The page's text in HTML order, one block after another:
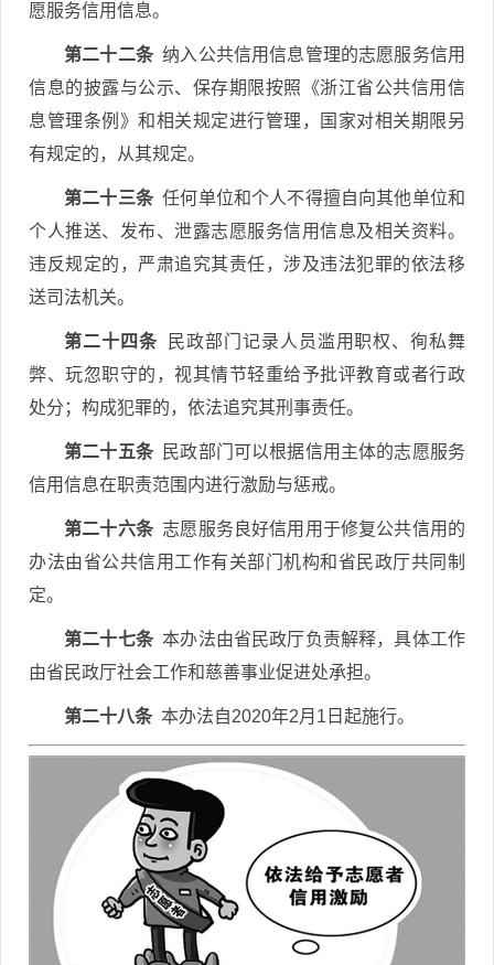
愿服务信用信息。
第二十二条纳入公共信用信息管理的志愿服务信用
信息的披露与公示、保存期限按照《浙江省公共信用信
息管理条例》和相关规定进行管理，国家对相关期限另
有规定的，从其规定。
第二十三条任何单位和个人不得擅自向其他单位和
个人推送、发布、泄露志愿服务信用信息及相关资料。
违反规定的，严肃追究其责任，涉及违法犯罪的依法移
送司法机关。
第二十四条 民政部门记录人员滥用职权、徇私舞
弊、玩忽职守的，视其情节轻重给予批评教育或者行政
处分；构成犯罪的，依法追究其刑事责任。
第二十五条民政部门可以根据信用主体的志愿服务
信用信息在职责范围内进行激励与惩戒。
第二十六条志愿服务良好信用用于修复公共信用的
办法由省公共信用工作有关部门机构和省民政厅共同制
定。
第二十七条本办法由省民政厅负责解释，具体工作
由省民政厅社会工作和慈善事业促进处承担。
第二十八条 本办法自2020年2月1日起施行。